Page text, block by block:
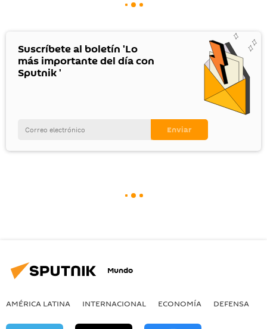
Suscríbete al boletín 'Lo
más importante del día con
Sputnik '
Mundo
AMÉRICA LATINA INTERNACIONAL ECONOMÍA DEFENSA